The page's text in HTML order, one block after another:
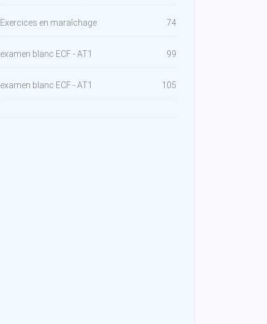
Exercices en maraîchage 74
examen blanc ECF - AT1 99
examen blanc ECF - AT1 105